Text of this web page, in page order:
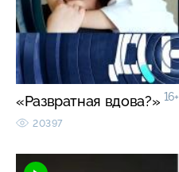
«Развратная вдова?» 16+
20397